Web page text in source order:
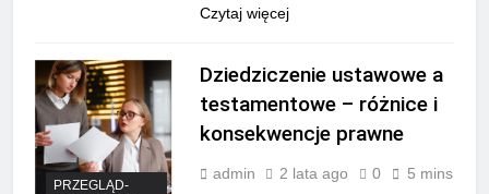
Czytaj więcej
PRZEGLĄD-
Dziedziczenie ustawowe a
testamentowe – różnice i
konsekwencje prawne
admin 2 lata ago 0 5 mins